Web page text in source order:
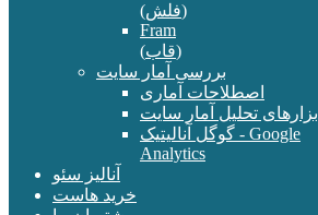
(فلش)
Fram
(قاب)
بررسی آمار سایت
اصطلاحات آماری
ابزارهای تحلیل آمار سایت
گوگل آنالیتیک - Google
Analytics
آنالیز سئو
خرید هاست